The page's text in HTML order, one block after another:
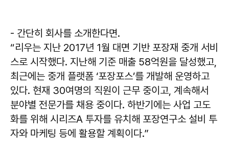
- 간단히 회사를 소개한다면.
“리우는 지난 2017년 1월 대면 기반 포장재 중개 서비
스로 시작했다. 지난해 기준 매출 58억원을 달성했고,
최근에는 중개 플랫폼 ‘포장포스’를 개발해 운영하고
있다. 현재 30여명의 직원이 근무 중이고, 계속해서
분야별 전문가를 채용 중이다. 하반기에는 사업 고도
화를 위해 시리즈A 투자를 유치해 포장연구소 설비 투
자와 마케팅 등에 활용할 계획이다.”